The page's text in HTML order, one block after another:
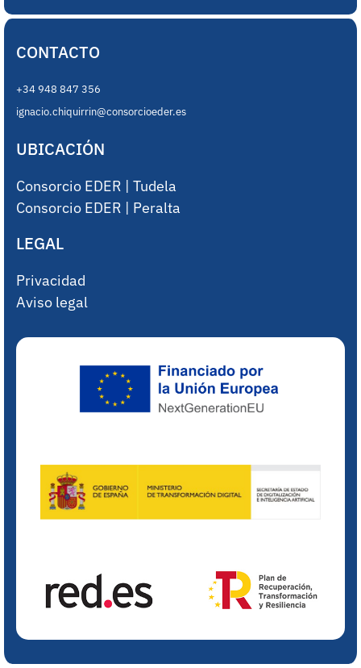
CONTACTO
+34 948 847 356
ignacio.chiquirrin@consorcioeder.es
UBICACIÓN
Consorcio EDER | Tudela
Consorcio EDER | Peralta
LEGAL
Privacidad
Aviso legal